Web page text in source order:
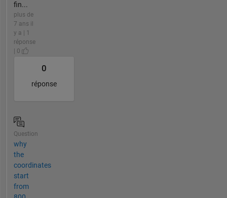
fin...
plus de
7 ans il
y a | 1
réponse
| 0
0
réponse
Question
why
the
coordinates
start
from